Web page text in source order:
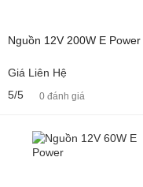
Nguồn 12V 200W E Power
Giá Liên Hệ
5/5
0 đánh giá